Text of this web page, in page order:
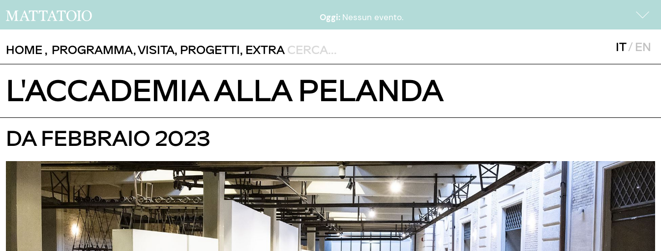
Oggi: Nessun evento.
HOME , PROGRAMMA,VISITA, PROGETTI, EXTRA IT/ EN
L'ACCADEMIA ALLA PELANDA
DA FEBBRAIO 2023